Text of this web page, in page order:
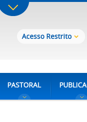
Acesso Restrito
PASTORAL